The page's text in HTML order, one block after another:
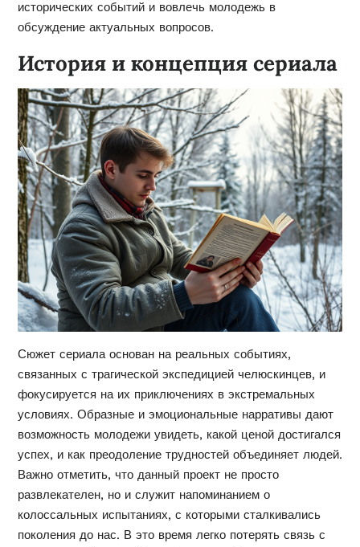
исторических событий и вовлечь молодежь в
обсуждение актуальных вопросов.
История и концепция сериала
Сюжет сериала основан на реальных событиях,
связанных с трагической экспедицией челюскинцев, и
фокусируется на их приключениях в экстремальных
условиях. Образные и эмоциональные нарративы дают
возможность молодежи увидеть, какой ценой достигался
успех, и как преодоление трудностей объединяет людей.
Важно отметить, что данный проект не просто
развлекателен, но и служит напоминанием о
колоссальных испытаниях, с которыми сталкивались
поколения до нас. В это время легко потерять связь с